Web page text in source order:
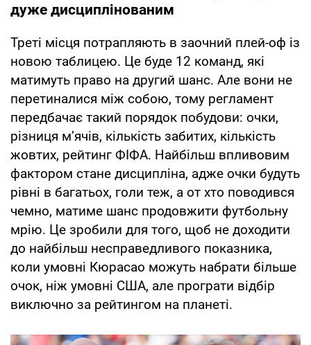
дуже дисциплінованим
Треті місця потрапляють в заочний плей-оф із
новою таблицею. Це буде 12 команд, які
матимуть право на другий шанс. Але вони не
перетиналися між собою, тому регламент
передбачає такий порядок побудови: очки,
різниця м’ячів, кількість забитих, кількість
жовтих, рейтинг ФІФА. Найбільш впливовим
фактором стане дисципліна, адже очки будуть
рівні в багатьох, голи теж, а от хто поводився
чемно, матиме шанс продовжити футбольну
мрію. Це зробили для того, щоб не доходити
до найбільш несправедливого показника,
коли умовні Кюрасао можуть набрати більше
очок, ніж умовні США, але програти відбір
виключно за рейтингом на планеті.